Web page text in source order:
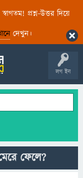
প্রশ্ন-উত্তর দিয়ে
দেখুন।
লগ ইন
ফেলে?